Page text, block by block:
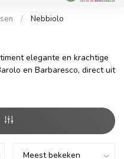
/ Nebbiolo
elegante en krachtige
en Barbaresco, direct uit